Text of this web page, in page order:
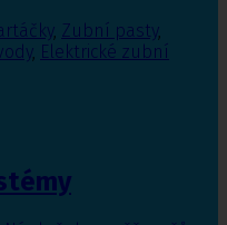
, Zubní pasty,
, Elektrické zubní